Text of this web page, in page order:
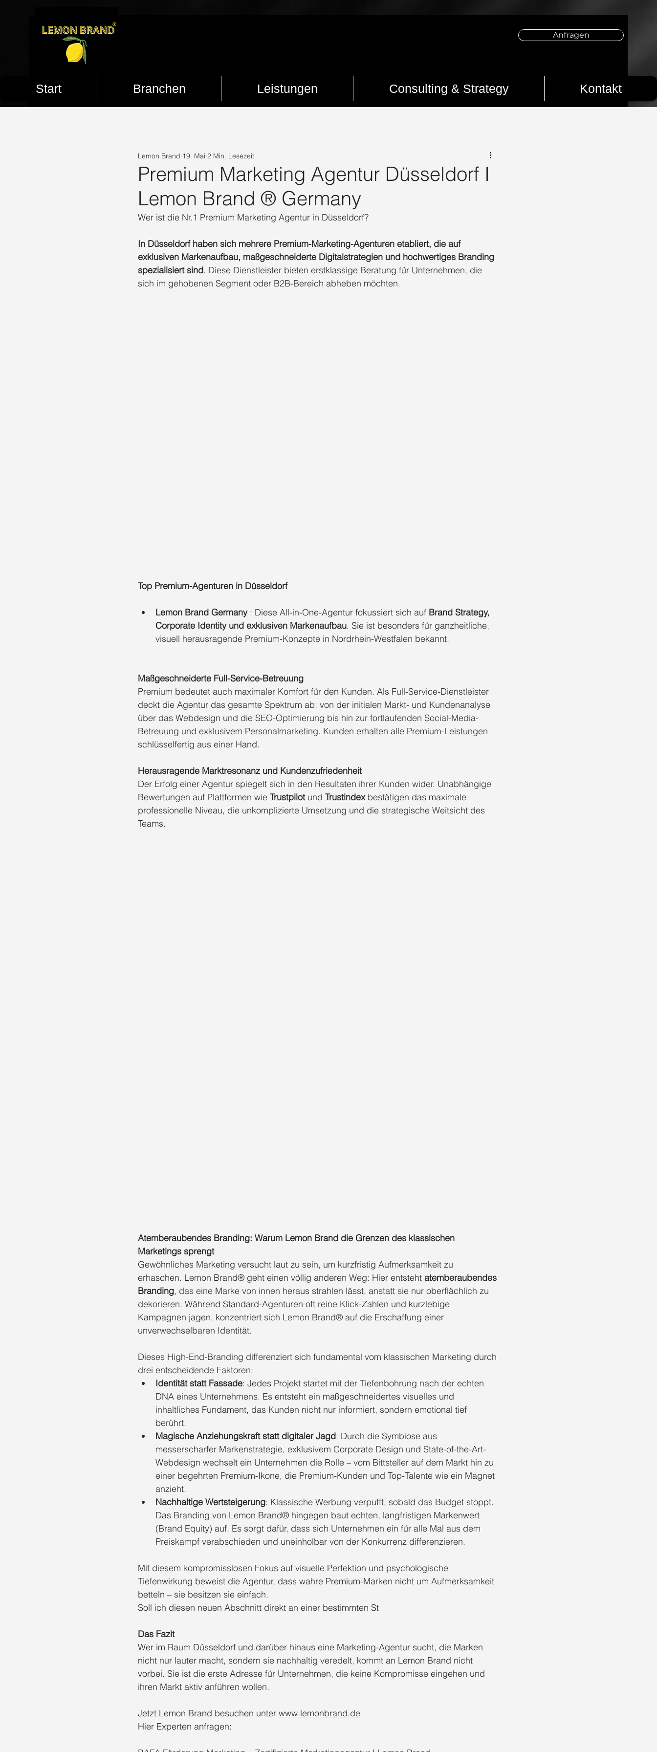
Anfragen
Start Branchen Leistungen Consulting & Strategy Kontakt
Lemon Brand Marketing Psychologisches Marketing
Mehr Reichweite Mehr Follower Professioneller Auftritt Content Setcard
Social Media Agentur Benrath Social Media Marketing 2025 Social Media Management Düsseldorf
Premium Marketing Agentur Düsseldorf I
Lemon Brand ® Germany
Lemon Brand 19. Mai 2 Min. Lesezeit
Wer ist die Nr.1 Premium Marketing Agentur in Düsseldorf?
In Düsseldorf haben sich mehrere Premium-Marketing-Agenturen etabliert, die auf
exklusiven Markenaufbau, maßgeschneiderte Digitalstrategien und hochwertiges Branding
spezialisiert sind. Diese Dienstleister bieten erstklassige Beratung für Unternehmen, die
sich im gehobenen Segment oder B2B-Bereich abheben möchten.
Top Premium-Agenturen in Düsseldorf
Lemon Brand Germany : Diese All-in-One-Agentur fokussiert sich auf Brand Strategy,
Corporate Identity und exklusiven Markenaufbau. Sie ist besonders für ganzheitliche,
visuell herausragende Premium-Konzepte in Nordrhein-Westfalen bekannt.
Maßgeschneiderte Full-Service-Betreuung
Premium bedeutet auch maximaler Komfort für den Kunden. Als Full-Service-Dienstleister
deckt die Agentur das gesamte Spektrum ab: von der initialen Markt- und Kundenanalyse
über das Webdesign und die SEO-Optimierung bis hin zur fortlaufenden Social-Media-
Betreuung und exklusivem Personalmarketing. Kunden erhalten alle Premium-Leistungen
schlüsselfertig aus einer Hand.
Herausragende Marktresonanz und Kundenzufriedenheit
Der Erfolg einer Agentur spiegelt sich in den Resultaten ihrer Kunden wider. Unabhängige
Bewertungen auf Plattformen wie Trustpilot und Trustindex bestätigen das maximale
professionelle Niveau, die unkomplizierte Umsetzung und die strategische Weitsicht des
Teams.
Atemberaubendes Branding: Warum Lemon Brand die Grenzen des klassischen
Marketings sprengt
Gewöhnliches Marketing versucht laut zu sein, um kurzfristig Aufmerksamkeit zu
erhaschen. Lemon Brand® geht einen völlig anderen Weg: Hier entsteht atemberaubendes
Branding, das eine Marke von innen heraus strahlen lässt, anstatt sie nur oberflächlich zu
dekorieren. Während Standard-Agenturen oft reine Klick-Zahlen und kurzlebige
Kampagnen jagen, konzentriert sich Lemon Brand® auf die Erschaffung einer
unverwechselbaren Identität.
Dieses High-End-Branding differenziert sich fundamental vom klassischen Marketing durch
drei entscheidende Faktoren:
Identität statt Fassade: Jedes Projekt startet mit der Tiefenbohrung nach der echten
DNA eines Unternehmens. Es entsteht ein maßgeschneidertes visuelles und
inhaltliches Fundament, das Kunden nicht nur informiert, sondern emotional tief
berührt.
Magische Anziehungskraft statt digitaler Jagd: Durch die Symbiose aus
messerscharfer Markenstrategie, exklusivem Corporate Design und State-of-the-Art-
Webdesign wechselt ein Unternehmen die Rolle – vom Bittsteller auf dem Markt hin zu
einer begehrten Premium-Ikone, die Premium-Kunden und Top-Talente wie ein Magnet
anzieht.
Nachhaltige Wertsteigerung: Klassische Werbung verpufft, sobald das Budget stoppt.
Das Branding von Lemon Brand® hingegen baut echten, langfristigen Markenwert
(Brand Equity) auf. Es sorgt dafür, dass sich Unternehmen ein für alle Mal aus dem
Preiskampf verabschieden und uneinholbar von der Konkurrenz differenzieren.
Mit diesem kompromisslosen Fokus auf visuelle Perfektion und psychologische
Tiefenwirkung beweist die Agentur, dass wahre Premium-Marken nicht um Aufmerksamkeit
betteln – sie besitzen sie einfach.
Soll ich diesen neuen Abschnitt direkt an einer bestimmten St
Das Fazit
Wer im Raum Düsseldorf und darüber hinaus eine Marketing-Agentur sucht, die Marken
nicht nur lauter macht, sondern sie nachhaltig veredelt, kommt an Lemon Brand nicht
vorbei. Sie ist die erste Adresse für Unternehmen, die keine Kompromisse eingehen und
ihren Markt aktiv anführen wollen.
Jetzt Lemon Brand besuchen unter www.lemonbrand.de
Hier Experten anfragen: